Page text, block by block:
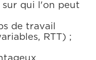
sur qui l'on peut
de travail
RTT) ;